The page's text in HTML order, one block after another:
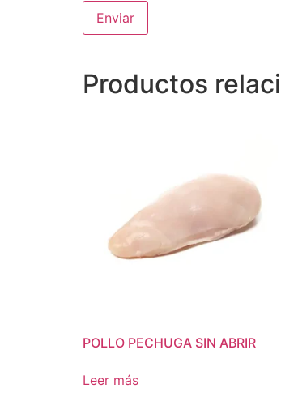
Productos
POLLO PECHUGA SIN ABRIR
Leer más